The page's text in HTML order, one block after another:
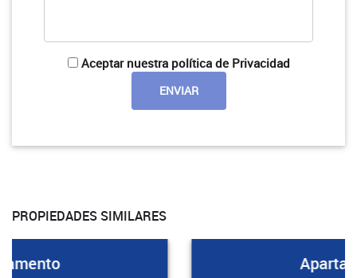
Aceptar nuestra política de Privacidad
PROPIEDADES SIMILARES